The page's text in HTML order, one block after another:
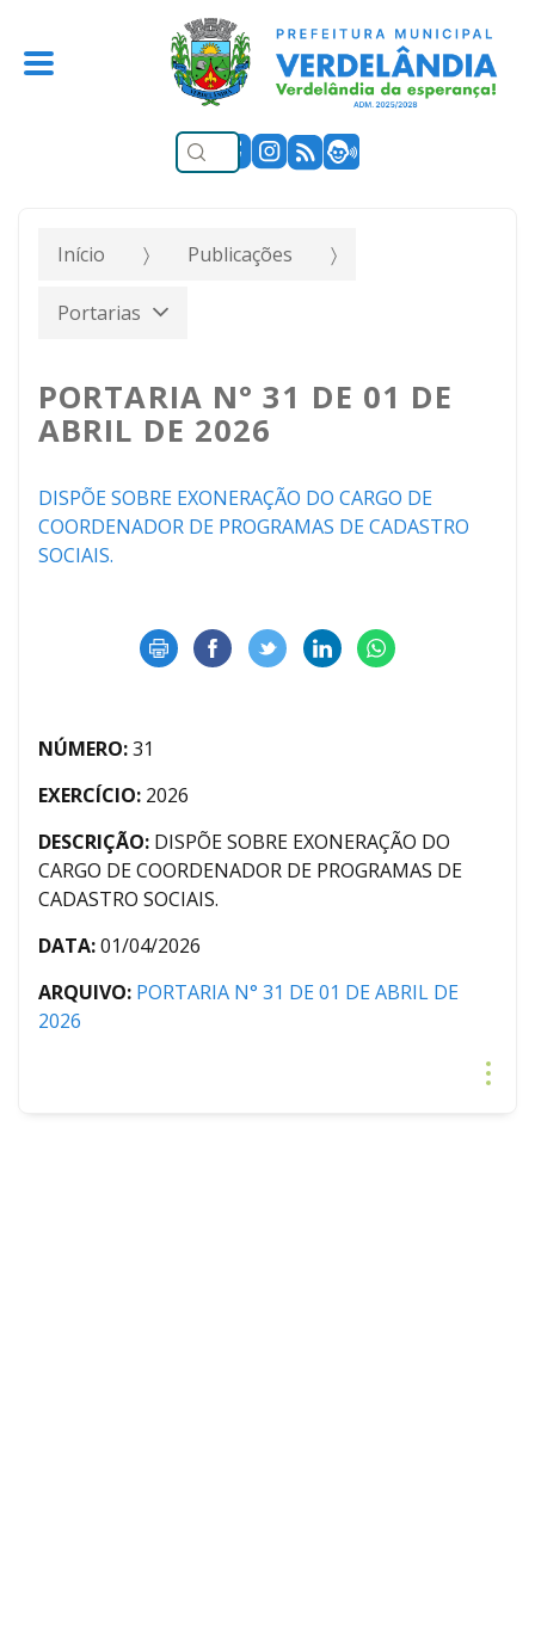
Início Publicações
Portarias
PORTARIA N° 31 DE 01 DE
ABRIL DE 2026
DISPÕE SOBRE EXONERAÇÃO DO CARGO DE
COORDENADOR DE PROGRAMAS DE CADASTRO
SOCIAIS.
NÚMERO:31
EXERCÍCIO: 2026
DESCRIÇÃO: DISPÕE SOBRE EXONERAÇÃO DO
CARGO DE COORDENADOR DE PROGRAMAS DE
CADASTRO SOCIAIS.
DATA:01/04/2026
ARQUIVO: PORTARIA N° 31 DE 01 DE ABRIL DE
2026